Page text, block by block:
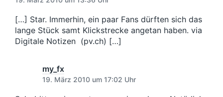
[…] Star. Immerhin, ein paar Fans dürften sich das
lange Stück samt Klickstrecke angetan haben. via
Digitale Notizen (pv.ch) […]
my_fx
19. März 2010 um 17:02 Uhr